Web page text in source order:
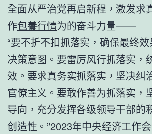
全面从严治党再启新程，激发求
作包養行情为的奋斗力量——
“要不折不扣抓落实，确保最终
决策意图。要雷厉风行抓落实，
效。要求真务实抓落实，坚决纠
官僚主义。要敢作善为抓落实，
导向，充分发挥各级领导干部的
创造性。”2023年中央经济工作